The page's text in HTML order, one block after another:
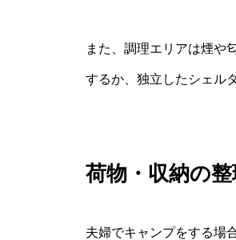
また、調理エリアは煙や
するか、独立したシェル
荷物・収納の
夫婦でキャンプをする場